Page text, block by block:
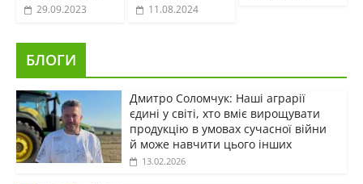
29.09.2023 11.08.2024
БЛОГИ
Дмитро Соломчук: Наші аграрії
єдині у світі, хто вміє вирощувати
продукцію в умовах сучасної війни
й може навчити цього інших
13.02.2026